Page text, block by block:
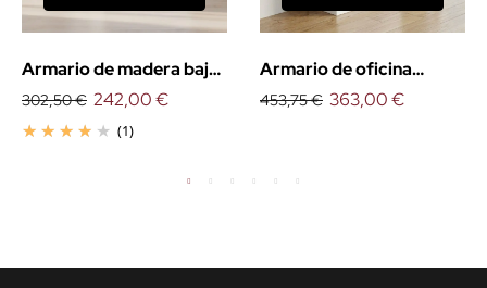
Armario de madera bajo
con puertas
302,50 €
(1)
242,00 €
Armario de oficina
medio con puertas
453,75 € 363,00 €